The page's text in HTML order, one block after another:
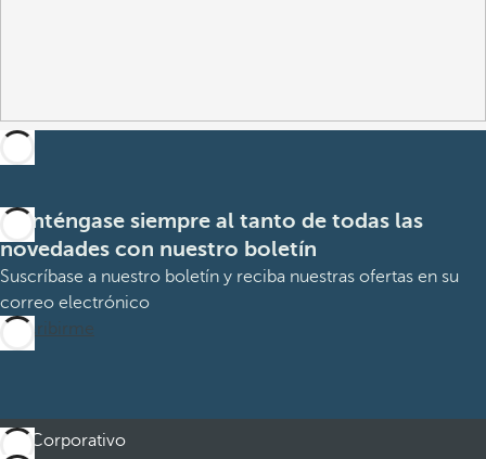
Manténgase siempre al tanto de todas las
novedades con nuestro boletín
Suscríbase a nuestro boletín y reciba nuestras ofertas en su
correo electrónico
Suscribirme
Corporativo